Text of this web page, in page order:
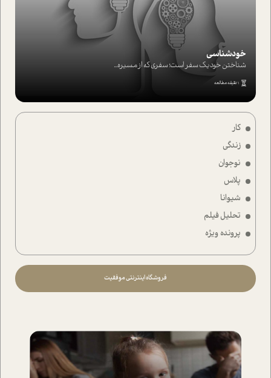
کار
زندگی
نوجوان
پلاس
شیوانا
تحلیل فیلم
پرونده ویژه
فروشگاه اینترنتی موفقیت
خودشناسی
شناختن خود یک سفر است؛ سفری که از مسیره...
1 دقیقه مطالعه